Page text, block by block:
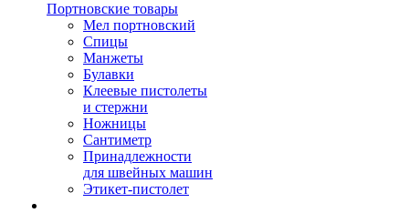
Портновские товары
Мел портновский
Спицы
Манжеты
Булавки
Клеевые пистолеты
и стержни
Ножницы
Сантиметр
Принадлежности
для швейных машин
Этикет-пистолет